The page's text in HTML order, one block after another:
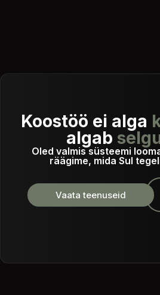
Koostöö ei alga
algab
Oled valmis süsteemi
räägime, mida Sul
Vaata teenuseid